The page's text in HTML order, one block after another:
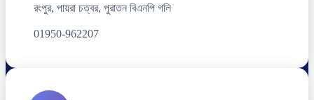
রংপুর, পায়রা চত্বর, পুরাতন বিএনপি গলি
01950-962207